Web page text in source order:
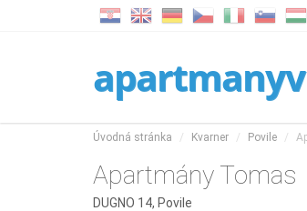
Úvodná stránka Kvarner Povile
Apartmány Tomas
DUGNO 14, Povile